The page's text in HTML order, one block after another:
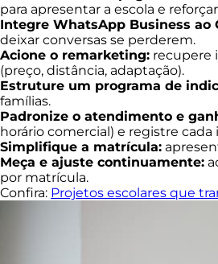
para apresentar a escola e
Integre WhatsApp Business ao
deixar conversas se perderem.
Acione o remarketing: recupere
(preço, distância, adaptação).
Estruture um programa de
famílias.
Padronize o atendimento e
horário comercial) e registre
Simplifique a matrícula:
Meça e ajuste continuamente:
por matrícula.
Confira: Projetos escolares que